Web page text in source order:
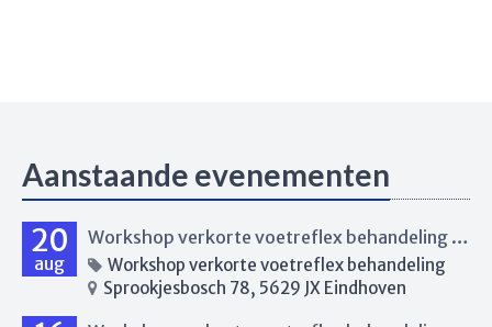
Aanstaande evenementen
20
aug
Workshop verkorte voetreflex behandeling Eindhoven
Workshop verkorte voetreflex behandeling
Sprookjesbosch 78, 5629 JX Eindhoven